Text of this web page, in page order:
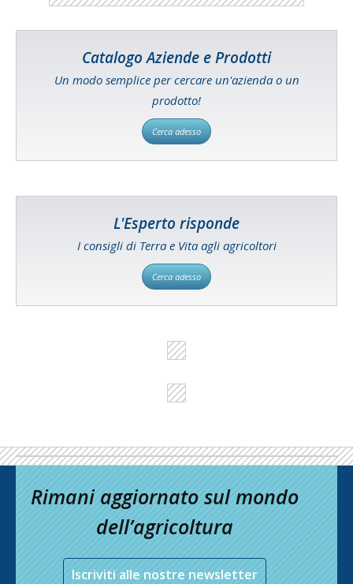
Catalogo Aziende e Prodotti
Un modo semplice per cercare un'azienda o un
prodotto!
Cerca adesso
L'Esperto risponde
I consigli di Terra e Vita agli agricoltori
Cerca adesso
Rimani aggiornato sul mondo
dell’agricoltura
Iscriviti alle nostre newsletter